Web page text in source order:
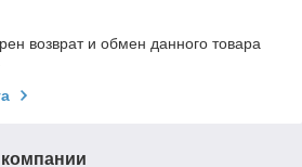
возврат и обмен данного товара